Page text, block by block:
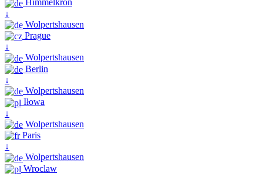
Himmelkron
↓
Wolpertshausen
Prague
↓
Wolpertshausen
Berlin
↓
Wolpertshausen
Iłowa
↓
Wolpertshausen
Paris
↓
Wolpertshausen
Wroclaw